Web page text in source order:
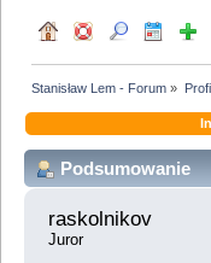
Stanisław Lem - Forum »
Podsumowanie
raskolnikov
Juror